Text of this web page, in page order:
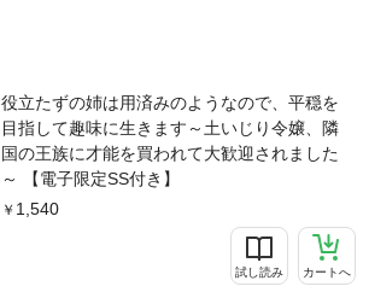
役立たずの姉は用済みのようなので、平穏を
目指して趣味に生きます～土いじり令嬢、隣
国の王族に才能を買われて大歓迎されました
～ 【電子限定SS付き】
1,540
試し読み カートへ